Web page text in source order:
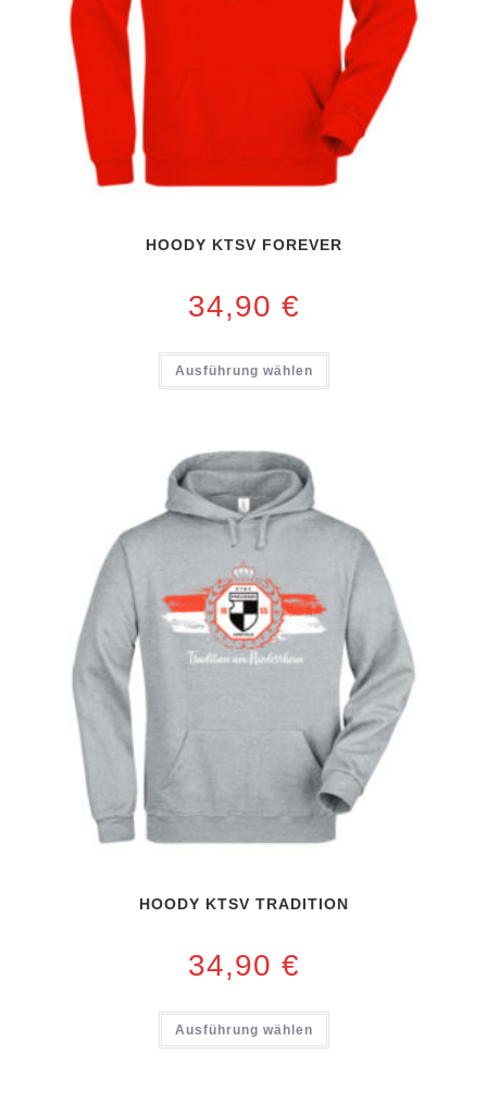
HOODY KTSV FOREVER
34,90 €
Ausführung wählen
HOODY KTSV TRADITION
34,90 €
Ausführung wählen